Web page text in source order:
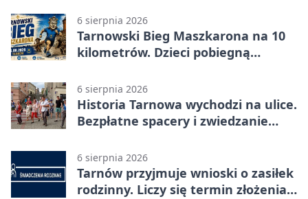
6 sierpnia 2026
Tarnowski Bieg Maszkarona na 10
kilometrów. Dzieci pobiegną
6 sierpnia 2026
Historia Tarnowa wychodzi na ulice.
Bezpłatne spacery i zwiedzanie
6 sierpnia 2026
Tarnów przyjmuje wnioski o zasiłek
rodzinny. Liczy się termin złożenia